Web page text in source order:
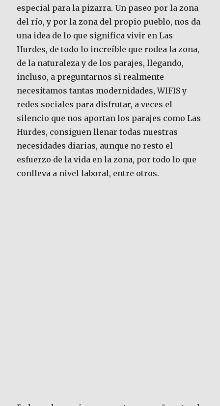
especial para la pizarra. Un paseo por la zona
del río, y por la zona del propio pueblo, nos da
una idea de lo que significa vivir en Las
Hurdes, de todo lo increíble que rodea la zona,
de la naturaleza y de los parajes, llegando,
incluso, a preguntarnos si realmente
necesitamos tantas modernidades, WIFIS y
redes sociales para disfrutar, a veces el
silencio que nos aportan los parajes como Las
Hurdes, consiguen llenar todas nuestras
necesidades diarias, aunque no resto el
esfuerzo de la vida en la zona, por todo lo que
conlleva a nivel laboral, entre otros.